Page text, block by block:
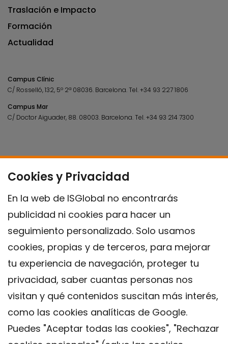
Cookies y Privacidad
En la web de ISGlobal no encontrarás
publicidad ni cookies para hacer un
seguimiento personalizado. Solo usamos
cookies, propias y de terceros, para mejorar
tu experiencia de navegación, proteger tu
privacidad, saber cuantas personas nos
visitan y qué contenidos suscitan más interés,
como las cookies analíticas de Google.
Puedes "Aceptar todas las cookies", "Rechazar
Traslación e Impacto
Formación
Actualidad
Campus Clínic
C/ Rosselló, 132, 5º 2ª 08036. Barcelona.Tel.+34 93 227 1806
Campus Mar
C/ Doctor Aiguader, 88. 08003. Barcelona.Tel.+34 93 214 7300